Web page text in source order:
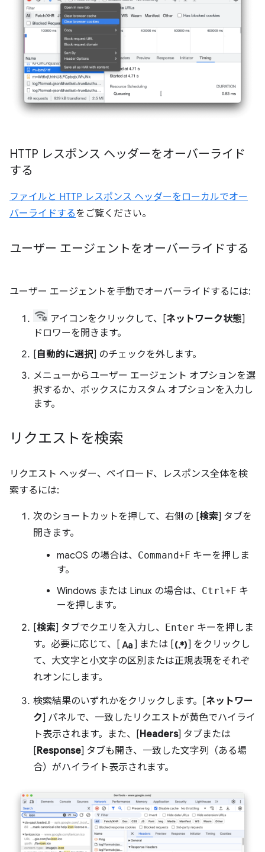
HTTP レスポンス ヘッダーをオーバーライド
する
ファイルと HTTP レスポンス ヘッダーをローカルでオー
バーライドするをご覧ください。
ユーザー エージェントをオーバーライドする
ユーザー エージェントを手動でオーバーライドするには:
アイコンをクリックして、[ネットワーク状態]
ドロワーを開きます。
[自動的に選択] のチェックを外します。
メニューからユーザー エージェント オプションを選
択するか、ボックスにカスタム オプションを入力し
ます。
リクエストを検索
リクエスト ヘッダー、ペイロード、レスポンス全体を検
索するには:
次のショートカットを押して、右側の [検索] タブを
開きます。
macOS の場合は、 Command+F キーを押しま
す。
Windows または Linux の場合は、 Ctrl+F キ
ーを押します。
[検索] タブでクエリを入力し、 Enter キーを押しま
す。必要に応じて、[ match_case] または [regular_expression] をクリックし
て、大文字と小文字の区別または正規表現をそれぞ
れオンにします。
検索結果のいずれかをクリックします。[ネットワー
ク] パネルで、一致したリクエストが黄色でハイライ
ト表示されます。また、[Headers] タブまたは
[Response] タブも開き、一致した文字列（ある場
合）がハイライト表示されます。